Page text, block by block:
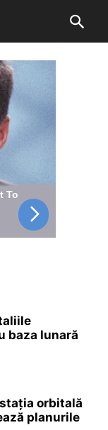
baza lunară
orbitală
planurile